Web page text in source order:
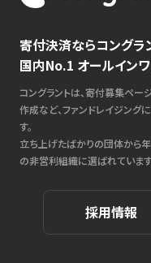
寄付決済ならコングラ
国内No.1 オールイン
コングラントは、寄付募集ペー
作成など、ファンドレイジン
す。
立ち上げたばかりの団体から
の非営利組織に選ばれています
採用情報